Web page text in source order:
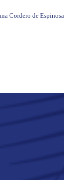
Cordero de Espinosa